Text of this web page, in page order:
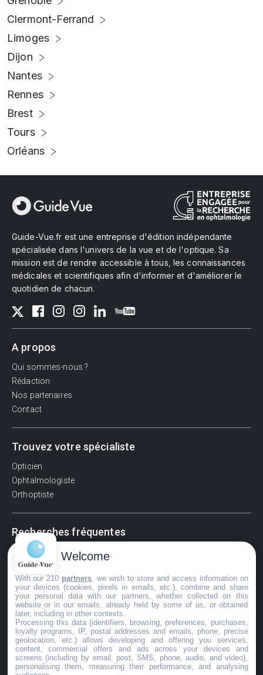
Clermont-Ferrand
Limoges
Dijon
Nantes
Rennes
Brest
Tours
Orléans
Guide-Vue.fr est une entreprise d'édition indépendante
spécialisée dans l'univers de la vue et de l'optique. Sa
mission est de rendre accessible à tous, les connaissances
médicales et scientifiques afin d'informer et d'améliorer le
quotidien de chacun.
A propos
Qui sommes-nous ?
Rédaction
Nos partenaires
Contact
Trouvez votre spécialiste
Opticien
Ophtalmologiste
Orthoptiste
Recherches fréquentes
Pathologies adultes
Signes d'une urgence ophtalmologique
La vision
Acuité visuelle
Myosis / mydriase
Œdème oculaire
©GuideVue2024
Welcome
With our 210 partners , we wish to store and access information on
your devices (cookies, pixels in emails, etc.), combine and share
your personal data with our partners, whether collected on this
website or in our emails, already held by some of us, or obtained
later, including in other contexts.
Processing this data (identifiers, browsing, preferences, purchases,
loyalty programs, IP, postal addresses and emails, phone, precise
geolocation, etc.) allows developing and offering you services,
content, commercial offers and ads across your devices and
screens (including by email, post, SMS, phone, audio, and video),
personalising them, measuring their performance, and analysing